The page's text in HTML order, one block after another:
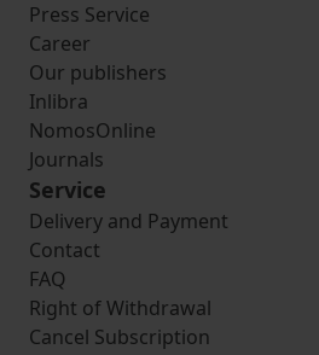
Press Service
Career
Our publishers
Inlibra
NomosOnline
Journals
Service
Delivery and Payment
Contact
FAQ
Right of Withdrawal
Cancel Subscription